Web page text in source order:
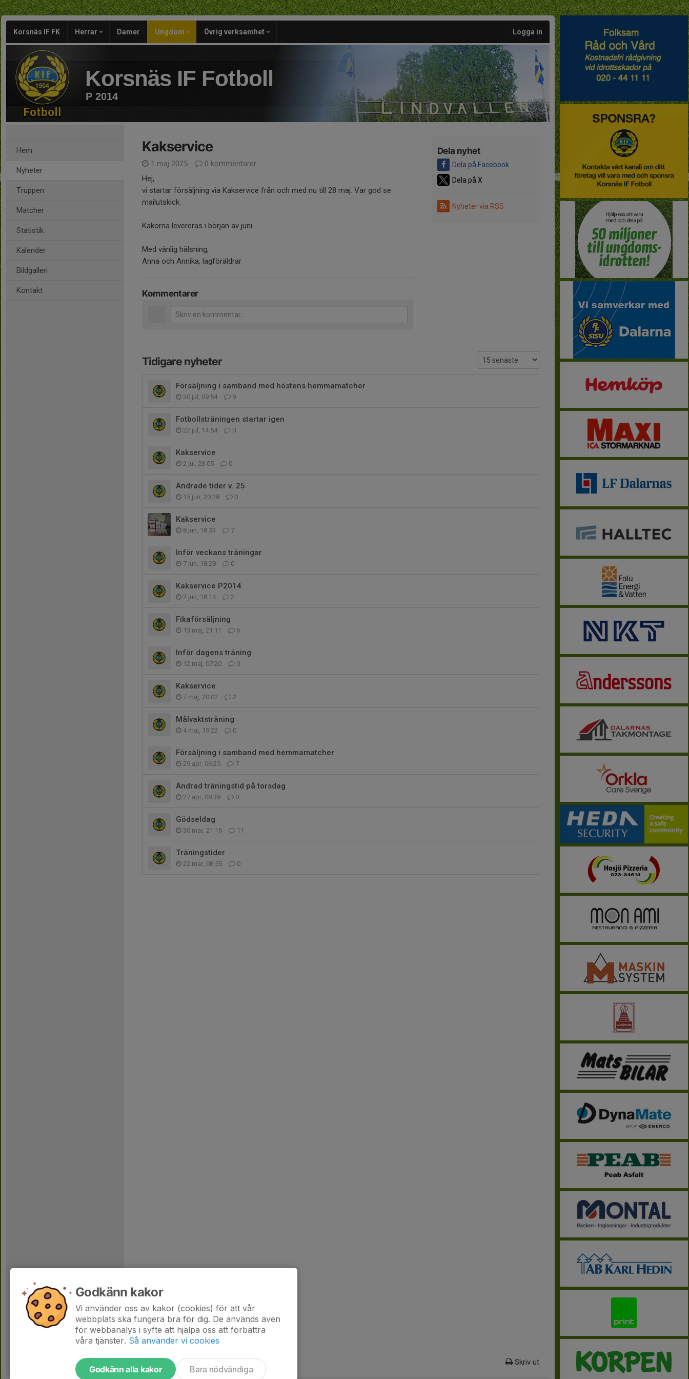
Korsnäs IF FK Herrar Damer Ungdom Övrig verksamhet Logga in
Korsnäs IF Fotboll
P 2014
Hem
Nyheter
Truppen
Matcher
Statistik
Kalender
Bildgalleri
Kontakt
Dela nyhet
Dela på Facebook
Dela på X
Nyheter via RSS
Kakservice
1 maj 2025
0 kommentarer
Hej,
vi startar försäljning via Kakservice från och med nu till 28 maj. Var god se
mailutskick.
Kakorna levereras i början av juni.
Med vänlig hälsning,
Anna och Annika, lagföräldrar
Kommentarer
Tidigare nyheter
Försäljning i samband med höstens hemmamatcher
30 jul, 09:54 9
Fotbollsträningen startar igen
22 jul, 14:54 0
Kakservice
2 jul, 23:05 0
Ändrade tider v. 25
15 jun, 20:28 0
Kakservice
8 jun, 18:33 7
Inför veckans träningar
7 jun, 18:28 0
Kakservice P2014
2 jun, 18:14 2
Fikaförsäljning
13 maj, 21:11 6
Inför dagens träning
12 maj, 07:20 0
Kakservice
7 maj, 20:02 2
Målvaktsträning
4 maj, 19:22 0
Försäljning i samband med hemmamatcher
29 apr, 06:25 7
Ändrad träningstid på torsdag
27 apr, 08:39 0
Gödseldag
30 mar, 21:16 11
Träningstider
22 mar, 08:55 0
Skriv ut
Godkänn kakor
Vi använder oss av kakor (cookies) för att vår
webbplats ska fungera bra för dig. De används även
för webbanalys i syfte att hjälpa oss att förbättra
våra tjänster. Så använder vi cookies
Godkänn alla kakor Bara nödvändiga